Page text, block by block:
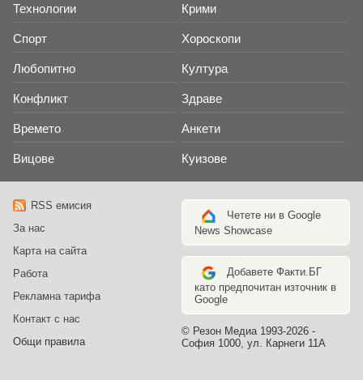
Технологии Крими
Спорт Хороскопи
Любопитно Култура
Конфликт Здраве
Времето Анкети
Вицове Куизове
RSS емисия
За нас
Карта на сайта
Работа
Рекламна тарифа
Контакт с нас
Общи правила
Четете ни в Google
News Showcase
Добавете Факти.БГ
като предпочитан източник в
Google
© Резон Медиа 1993-2026 -
София 1000, ул. Карнеги 11А